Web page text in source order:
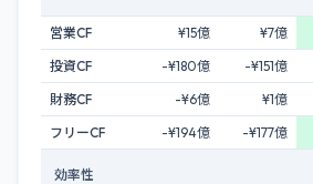
営業CF ¥15億 ¥7億
投資CF
-¥180億 -¥151億
財務CF
-¥6億 ¥1億
フリーCF
-¥194億 -¥177億
効率性